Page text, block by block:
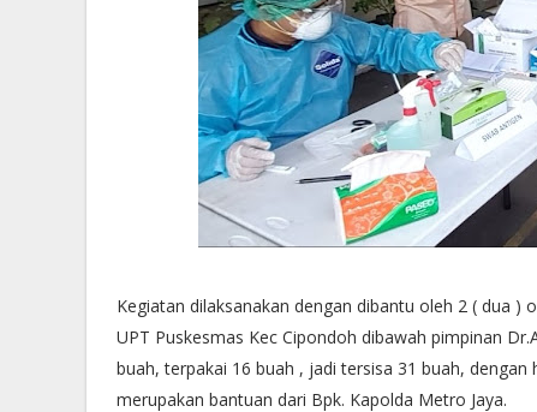
Kegiatan dilaksanakan dengan dibantu oleh 2 ( dua
UPT Puskesmas Kec Cipondoh dibawah pimpinan
buah, terpakai 16 buah , jadi tersisa 31 buah,
merupakan bantuan dari Bpk. Kapolda Metro Jaya.